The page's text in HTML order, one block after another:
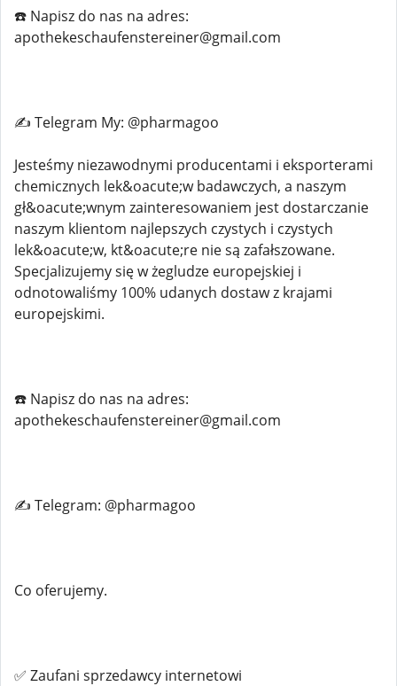
☎️ Napisz do nas na adres:
apothekeschaufenstereiner@gmail.com
✍️ Telegram My: @pharmagoo
Jesteśmy niezawodnymi producentami i eksporterami
chemicznych lek&oacute;w badawczych, a naszym
gł&oacute;wnym zainteresowaniem jest dostarczanie
naszym klientom najlepszych czystych i czystych
lek&oacute;w, kt&oacute;re nie są zafałszowane.
Specjalizujemy się w żegludze europejskiej i
odnotowaliśmy 100% udanych dostaw z krajami
europejskimi.
☎️ Napisz do nas na adres:
apothekeschaufenstereiner@gmail.com
✍️ Telegram: @pharmagoo
Co oferujemy.
✅ Zaufani sprzedawcy internetowi